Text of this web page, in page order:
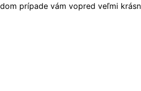
prípade vám vopred veľmi